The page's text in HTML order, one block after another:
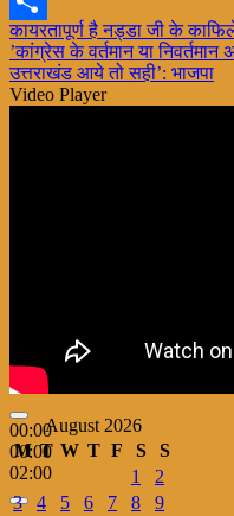
Share
Post
navigation
कायरतापूर्ण है नड्डा जी के
’कांग्रेस के वर्तमान या
उत्तराखंड आये तो सही’: भाजपा
Video Player
00:00
00:00
02:00
August 2026
M T W T F S
S
1
2
3
4 5 6 7 8
9